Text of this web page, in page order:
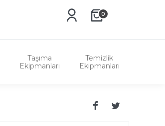
0
Taşıma
Ekipmanları
Temizlik
Ekipmanları